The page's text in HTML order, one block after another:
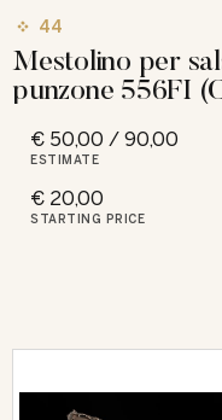
44
Mestolino per
punzone 556FI
€ 50,00 / 90,00
ESTIMATE
€ 20,00
STARTING PRICE